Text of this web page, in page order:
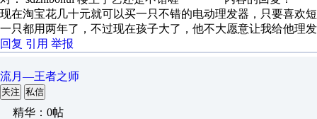
现在淘宝花几十元就可以买一只不错的电动理发器，只要喜欢
一只都用两年了，不过现在孩子大了，他不大愿意让我给他理
回复 引用 举报
流月—王者之师
关注 私信
精华：0帖